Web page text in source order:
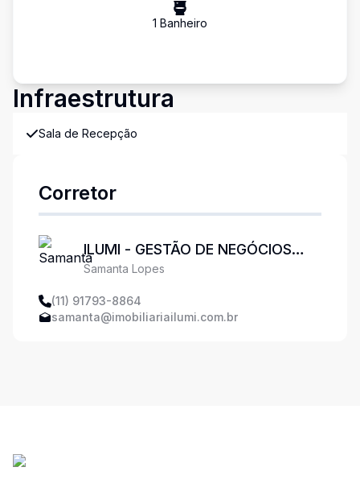
1 Banheiro
Infraestrutura
Sala de Recepção
Corretor
ILUMI - GESTÃO DE NEGÓCIOS
IMOBILIÁRIOS LTDA
Samanta Lopes
(11) 91793-8864
samanta@imobiliariailumi.com.br